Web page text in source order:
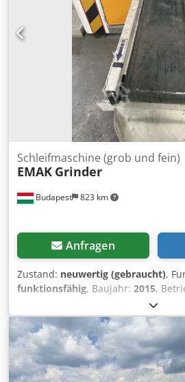
Budapest 823 km
Schleifmaschine (grob und fein)
EMAK Grinder
Anfragen
Zustand: neuwertig (gebraucht),
funktionsfähig, Baujahr: 2015,
,
Gesamtlänge:2’000 mm,
Maschine besteht aus zwei Teilen:
Grobzerkleinerungseinheit und einer
Feinzerkleinerungseinheit. Sie wird
elektronischen Leiterplatten,